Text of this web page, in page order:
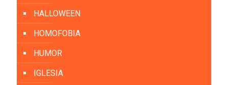
HALLOWEEN
HOMOFOBIA
HUMOR
IGLESIA